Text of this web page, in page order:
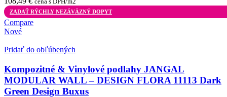
ZADAŤ RÝCHLY NEZÁVÄZNÝ DOPYT
Compare
Nové
Pridať do obľúbených
Kompozitné & Vinylové podlahy JANGAL
MODULAR WALL – DESIGN FLORA 11113 Dark
Green Design Buxus